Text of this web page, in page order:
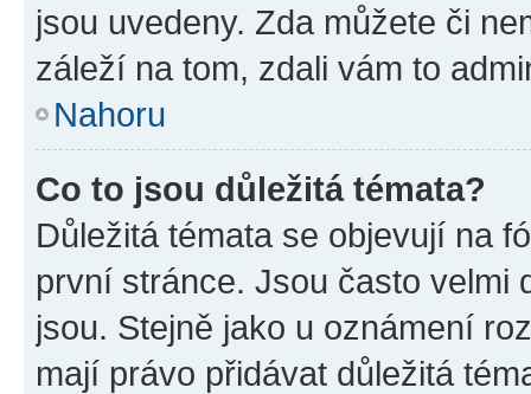
jsou uvedeny. Zda můžete či
záleží na tom, zdali vám to
Nahoru
Co to jsou důležitá témata?
Důležitá témata se objevují na
první stránce. Jsou často velmi
jsou. Stejně jako u oznámení
mají právo přidávat důležitá